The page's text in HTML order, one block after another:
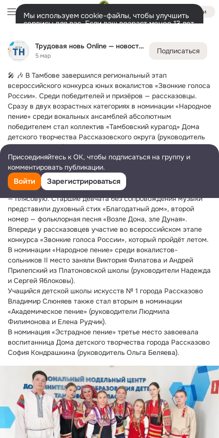
Трудовая новь Online — новости Рассказово и округа
5 мар
Подписаться
🎤 🎶 В Тамбове завершился региональный этап
всероссийского конкурса юных вокалистов «Звонкие голоса
России». Среди победителей и призёров — рассказовцы.
Сразу в двух возрастных категориях в номинации «Народное
пение» среди вокальных ансамблей абсолютным
победителем стал коллектив «Тамбовский курагод» Дома
детского творчества Рассказовского округа (руководитель
Татьяна Блудова).
Руководитель коллектива Татьяна Блудова рассказала, что
на конкурсе каждая возрастная группа показывала два
номера — а капелла и под музыкальный инструмент. Ребята
помладше исполнили новогоднюю щедровку, под балалайку
— плясовую. Старшие девчата без сопровождения музыки
представили духовный стих «Благодатный дом», второй
номер — фольклорная песня «Возле Дона, зле Дуная».
Впереди у рассказовцев участие во всероссийском этапе
конкурса «Звонкие голоса России», который пройдёт летом.
В номинации «Народное пение» среди вокалистов-
сольников II место заняли Виктория Филатова и Андрей
Прилепский из Платоновской школы (руководители Надежда
и Сергей Яблоковы).
Учащийся детской школы искусств № 1 города Рассказово
Владимир Слюняев также стал вторым в номинации
«Академическое пение» (руководители Людмила
Филимонова и Елена Рудчик).
В номинация «Эстрадное пение» третье место завоевала
воспитанница Дома детского творчества города Рассказово
София Кондрашкина (руководитель Ольга Беляева).
Войти
Мы используем cookie-файлы, чтобы улучшить
сервисы для вас. Если ваш возраст менее 13 лет,
представитель.
Разрешить все
Лента Участники Подарки
Дополнительная
колонка
Всё22 202 Обсуждаемые
Присоединяйтесь к ОК, чтобы подписаться на группу и
комментировать публикации.
Войти Зарегистрироваться